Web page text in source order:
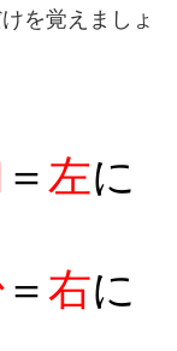
を覚えましょ
＝ 左に
＝右に